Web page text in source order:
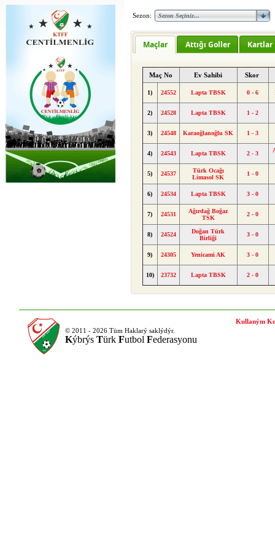
Sezon:
Maçlar Attığı Goller Kartlar
Maç No Ev Sahibi Skor
1) 24552 Lapta TBSK 0 - 6
2) 24528 Lapta TBSK 1 - 2
3) 24548 Karaoğlanoğlu SK 1 - 3
4) 24543 Lapta TBSK 2 - 3
5) 24537
Türk Ocağı
Limasol SK
1 - 0
6) 24534 Lapta TBSK 3 - 0
7) 24531
Ağırdağ Boğaz
TSK
2 - 0
8) 24524
Doğan Türk
Birliği
3 - 0
9) 24305 Yenicami AK 3 - 0
10) 23732 Lapta TBSK 2 - 0
© 2011 - 2026 Tüm Haklarý saklýdýr.
Kýbrýs Türk Futbol Federasyonu
Kullaným